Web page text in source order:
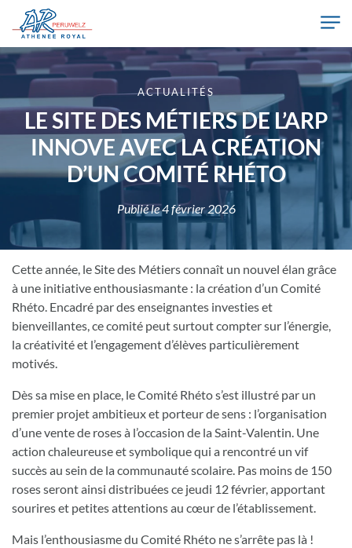
Skip to main content
Athénée Royal de Péruwelz
ACTUALITÉS
LE SITE DES MÉTIERS DE L’ARP
INNOVE AVEC LA CRÉATION
D’UN COMITÉ RHÉTO
Publié le4 février 2026
Cette année, le Site des Métiers connaît un nouvel élan grâce
à une initiative enthousiasmante : la création d’un Comité
Rhéto. Encadré par des enseignantes investies et
bienveillantes, ce comité peut surtout compter sur l’énergie,
la créativité et l’engagement d’élèves particulièrement
motivés.
Dès sa mise en place, le Comité Rhéto s’est illustré par un
premier projet ambitieux et porteur de sens : l’organisation
d’une vente de roses à l’occasion de la Saint-Valentin. Une
action chaleureuse et symbolique qui a rencontré un vif
succès au sein de la communauté scolaire. Pas moins de 150
roses seront ainsi distribuées ce jeudi 12 février, apportant
sourires et petites attentions au cœur de l’établissement.
Mais l’enthousiasme du Comité Rhéto ne s’arrête pas là !